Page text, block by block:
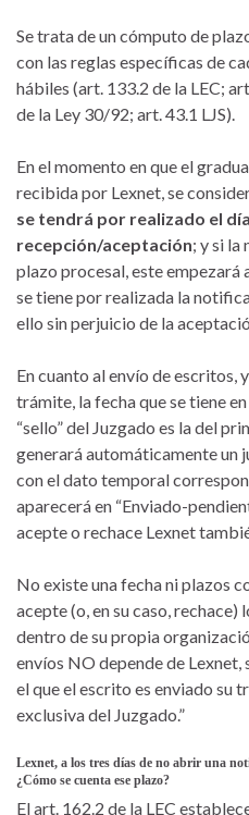
Se trata de un cómputo de
con las reglas específicas de
hábiles (art. 133.2 de la LEC;
de la Ley 30/92; art. 43.1 LJS).
En el momento en que el
recibida por Lexnet, se
se tendrá por realizado el
recepción/aceptación; y si
plazo procesal, este empezará
se tiene por realizada la
ello sin perjuicio de la
En cuanto al envío de escritos,
trámite, la fecha que se tiene
“sello” del Juzgado es la del
generará automáticamente un
con el dato temporal
aparecerá en “Enviado-
acepte o rechace Lexnet
No existe una fecha ni plazos
acepte (o, en su caso, rechace)
dentro de su propia
envíos NO depende de Lexnet,
el que el escrito es enviado su
exclusiva del Juzgado.”
Lexnet, a los tres días de no abrir una
¿Cómo se cuenta ese plazo?
El art. 162.2 de la LEC